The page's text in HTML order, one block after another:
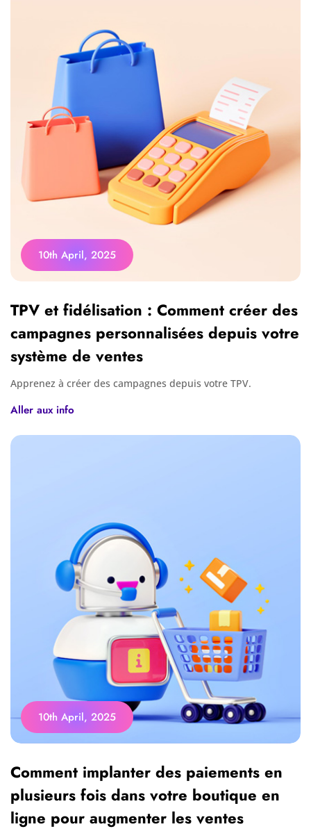
10th April, 2025
TPV et fidélisation : Comment créer des
campagnes personnalisées depuis votre
système de ventes
Apprenez à créer des campagnes depuis votre TPV.
Aller aux info
10th April, 2025
Comment implanter des paiements en
plusieurs fois dans votre boutique en
ligne pour augmenter les ventes